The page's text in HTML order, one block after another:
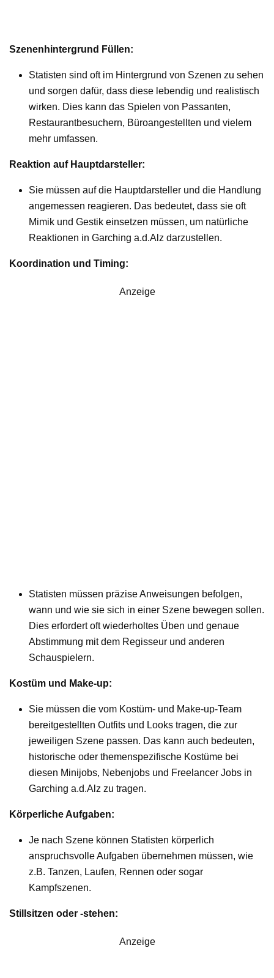
Szenenhintergrund Füllen:
Statisten sind oft im Hintergrund von Szenen zu sehen
und sorgen dafür, dass diese lebendig und realistisch
wirken. Dies kann das Spielen von Passanten,
Restaurantbesuchern, Büroangestellten und vielem
mehr umfassen.
Reaktion auf Hauptdarsteller:
Sie müssen auf die Hauptdarsteller und die Handlung
angemessen reagieren. Das bedeutet, dass sie oft
Mimik und Gestik einsetzen müssen, um natürliche
Reaktionen in Garching a.d.Alz darzustellen.
Koordination und Timing:
Anzeige
Statisten müssen präzise Anweisungen befolgen,
wann und wie sie sich in einer Szene bewegen sollen.
Dies erfordert oft wiederholtes Üben und genaue
Abstimmung mit dem Regisseur und anderen
Schauspielern.
Kostüm und Make-up:
Sie müssen die vom Kostüm- und Make-up-Team
bereitgestellten Outfits und Looks tragen, die zur
jeweiligen Szene passen. Das kann auch bedeuten,
historische oder themenspezifische Kostüme bei
diesen Minijobs, Nebenjobs und Freelancer Jobs in
Garching a.d.Alz zu tragen.
Körperliche Aufgaben:
Je nach Szene können Statisten körperlich
anspruchsvolle Aufgaben übernehmen müssen, wie
z.B. Tanzen, Laufen, Rennen oder sogar
Kampfszenen.
Stillsitzen oder -stehen:
Anzeige